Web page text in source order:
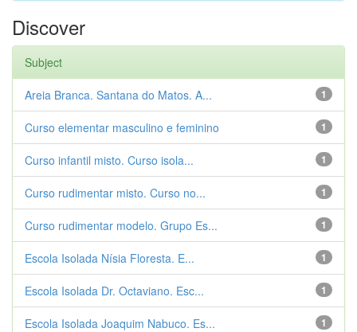
Discover
Subject
1
Areia Branca. Santana do Matos. A...
1
Curso elementar masculino e feminino
1
Curso infantil misto. Curso isola...
1
Curso rudimentar misto. Curso no...
1
Curso rudimentar modelo. Grupo Es...
1
Escola Isolada Nísia Floresta. E...
1
Escola Isolada Dr. Octaviano. Esc...
1
Escola Isolada Joaquim Nabuco. Es...